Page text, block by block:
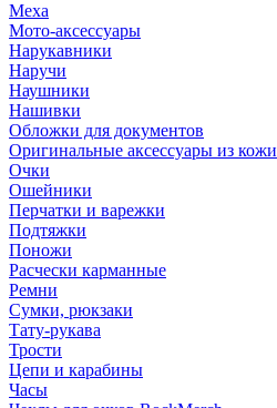
Меха
Мото-аксессуары
Нарукавники
Наручи
Наушники
Нашивки
Обложки для документов
Оригинальные аксессуары из кожи
Очки
Ошейники
Перчатки и варежки
Подтяжки
Поножи
Расчески карманные
Ремни
Сумки, рюкзаки
Тату-рукава
Трости
Цепи и карабины
Часы